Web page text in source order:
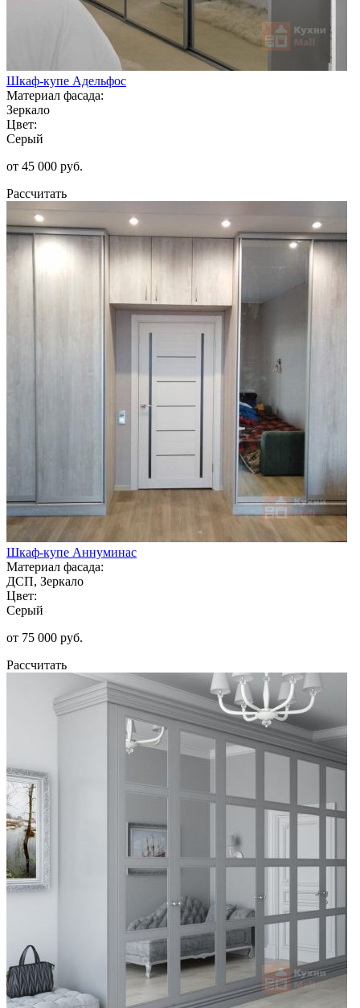
Шкаф-купе Адельфос
Материал фасада:
Зеркало
Цвет:
Серый
от 45 000 руб.
Рассчитать
Шкаф-купе Аннуминас
Материал фасада:
ДСП, Зеркало
Цвет:
Серый
от 75 000 руб.
Рассчитать